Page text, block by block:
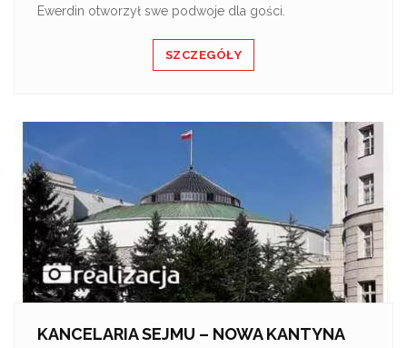
Ewerdin otworzył swe podwoje dla gości.
SZCZEGÓŁY
KANCELARIA SEJMU – NOWA KANTYNA